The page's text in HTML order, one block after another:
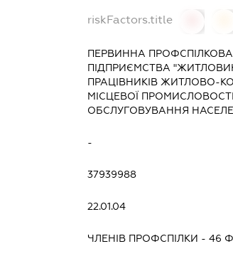
riskFactors.title
ПЕРВИННА
ПІДПРИЄМСТВА
ПРАЦІВНИКІВ ЖИТЛОВО-
МІСЦЕВОЇ
ОБСЛУГОВУВАННЯ
-
37939988
22.01.04
ЧЛЕНІВ ПРОФСПІЛКИ - 46